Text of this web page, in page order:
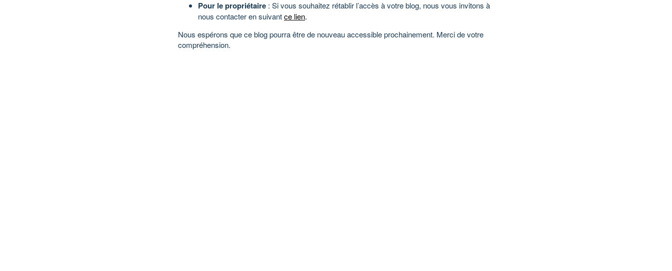
Pour le propriétaire : Si vous souhaitez rétablir l’accès à votre blog, nous vous invitons à
nous contacter en suivantce lien.
Nous espérons que ce blog pourra être de nouveau accessible prochainement. Merci de votre
compréhension.